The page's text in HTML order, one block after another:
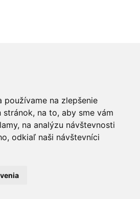
na zlepšenie
na to, aby sme vám
na analýzu návštevnosti
odkiaľ naši návštevníci